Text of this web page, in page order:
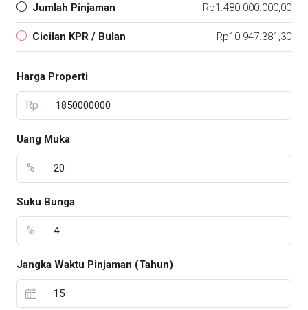
Jumlah Pinjaman Rp1.480.000.000,00
Cicilan KPR / Bulan Rp10.947.381,30
Harga Properti
Rp
Uang Muka
%
Suku Bunga
%
Jangka Waktu Pinjaman (Tahun)